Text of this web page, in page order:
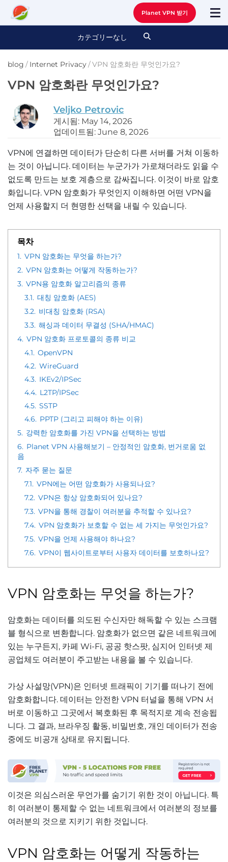
Planet VPN 받기
カテゴリーなし
blog / Internet Privacy/VPN 암호화란 무엇인가요?
VPN 암호화란 무엇인가요?
Veljko Petrovic
게시됨: May 14, 2026
업데이트됨: June 8, 2026
VPN에 연결하면 데이터가 단순히 다른 서버를 거쳐 이동하
는 것이 아닙니다. 데이터는 누군가가 가로채더라도 읽을 수
없도록 만드는 보호 계층으로 감싸집니다. 이것이 바로 암호
화입니다. VPN 암호화가 무엇인지 이해하면 어떤 VPN을
언제 사용할지 더 현명한 선택을 내릴 수 있습니다.
목차
1. VPN 암호화는 무엇을 하는가?
2. VPN 암호화는 어떻게 작동하는가?
3. VPN용 암호화 알고리즘의 종류
3.1. 대칭 암호화 (AES)
3.2. 비대칭 암호화 (RSA)
3.3. 해싱과 데이터 무결성 (SHA/HMAC)
4. VPN 암호화 프로토콜의 종류 비교
4.1. OpenVPN
4.2. WireGuard
4.3. IKEv2/IPSec
4.4. L2TP/IPSec
4.5. SSTP
4.6. PPTP (그리고 피해야 하는 이유)
5. 강력한 암호화를 가진 VPN을 선택하는 방법
6. Planet VPN 사용해보기 – 안정적인 암호화, 번거로움 없
음
7. 자주 묻는 질문
7.1. VPN에는 어떤 암호화가 사용되나요?
7.2. VPN은 항상 암호화되어 있나요?
7.3. VPN을 통해 경찰이 여러분을 추적할 수 있나요?
7.4. VPN 암호화가 보호할 수 없는 세 가지는 무엇인가요?
7.5. VPN을 언제 사용해야 하나요?
7.6. VPN이 웹사이트로부터 사용자 데이터를 보호하나요?
VPN 암호화는 무엇을 하는가?
암호화는 데이터를 의도된 수신자만 해독할 수 있는 스크램
블 형식으로 변환합니다. 암호화가 없으면 같은 네트워크에
있는 누구든지, 카페 Wi-Fi, 공공 핫스팟, 심지어 인터넷 제
공업체도 여러분이 주고받는 내용을 볼 수 있습니다.
가상 사설망(VPN)은 인터넷 트래픽이 기기를 떠나기 전에
암호화합니다. 데이터는 안전한 VPN 터널을 통해 VPN 서
버로 이동하고 그곳에서 복호화된 후 목적지로 계속 전송됩
니다. 그 결과, 브라우징 활동, 비밀번호, 개인 데이터가 전송
중에도 비공개 상태로 유지됩니다.
이것은 의심스러운 무언가를 숨기기 위한 것이 아닙니다. 특
히 여러분이 통제할 수 없는 네트워크에서 여러분의 정보를
여러분의 것으로 지키기 위한 것입니다.
VPN 암호화는 어떻게 작동하는